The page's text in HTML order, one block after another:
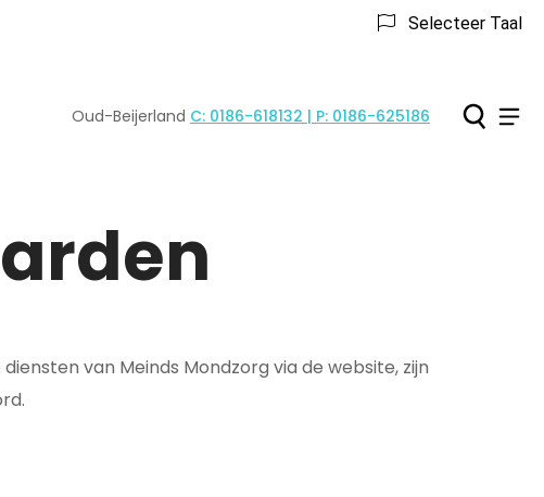
Selecteer Taal
Oud-Beijerland Tel:
C: 0186-618132 | P: 0186-625186
van Meinds Mondzorg via de website, zijn